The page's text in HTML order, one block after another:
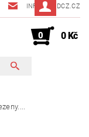
INFO@JMDCZ.CZ
0 0 Kč